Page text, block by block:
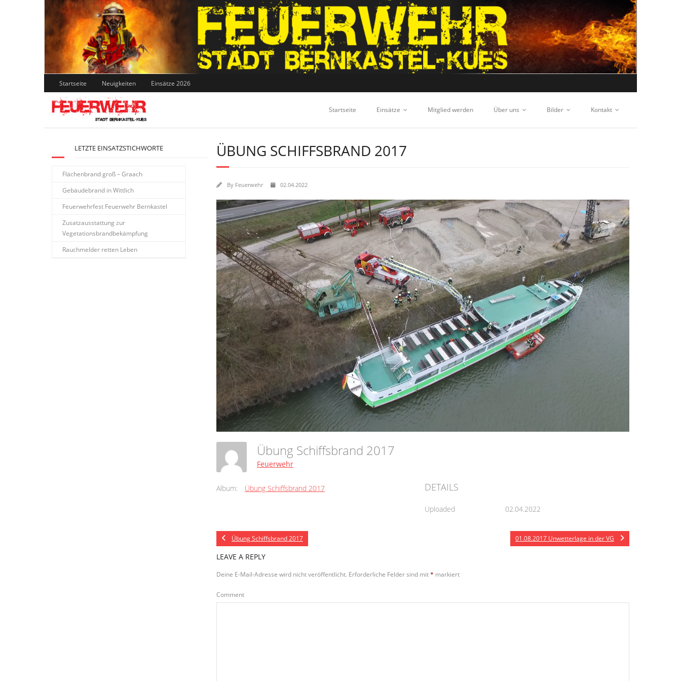
Skip
to
content
Startseite Neuigkeiten Einsätze 2026
Startseite Einsätze Mitglied werden Über uns Bilder Kontakt
ÜBUNG SCHIFFSBRAND 2017
By Feuerwehr 02.04.2022
Übung Schiffsbrand 2017
Feuerwehr
Album: Übung Schiffsbrand 2017 DETAILS
Uploaded 02.04.2022
Übung Schiffsbrand 2017 01.08.2017 Unwetterlage in der VG
LEAVE A REPLY
Deine E-Mail-Adresse wird nicht veröffentlicht. Erforderliche Felder sind mit* markiert
Comment
LETZTE EINSATZSTICHWORTE
Flächenbrand groß – Graach
Gebäudebrand in Wittlich
Feuerwehrfest Feuerwehr Bernkastel
Zusatzausstattung zur
Vegetationsbrandbekämpfung
Rauchmelder retten Leben